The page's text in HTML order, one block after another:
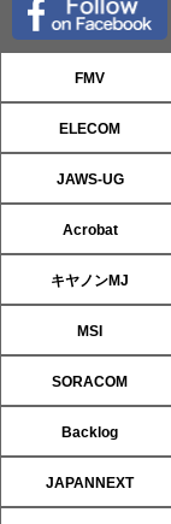
FMV
ELECOM
JAWS-UG
Acrobat
キヤノンMJ
MSI
SORACOM
Backlog
JAPANNEXT